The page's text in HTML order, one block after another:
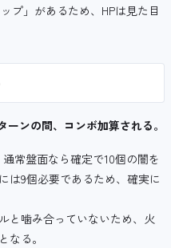
プ」があるため、HPは見た目
ンの間、コンボ加算される。
常盤面なら確定で10個の闇を
は9個必要であるため、確実に
と噛み合っていないため、火
なる。